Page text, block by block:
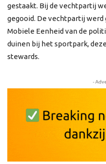
gestaakt. Bij de vechtpartij
gegooid. De vechtpartij werd
Mobiele Eenheid van de
duinen bij het sportpark,
stewards.
-